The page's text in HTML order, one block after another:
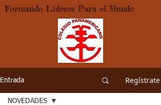
Formando Lideres Para el Mundo
Entrada Regístrate
NOVEDADES